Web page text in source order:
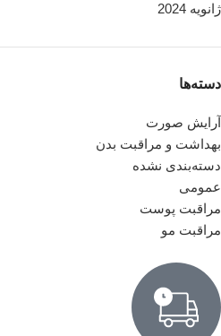
ژانویه 2024
دسته‌ها
آرایش صورت
بهداشت و مراقبت بدن
دسته‌بندی نشده
عمومی
مراقبت پوست
مراقبت مو